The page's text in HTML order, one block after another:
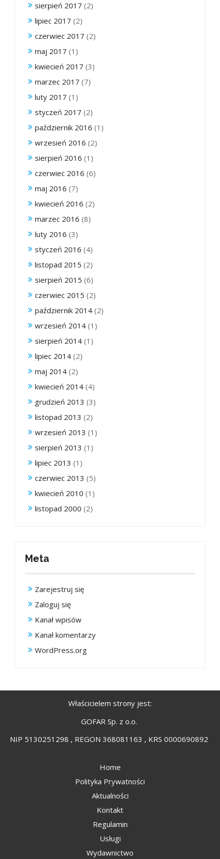
sierpień 2017 (2)
lipiec 2017 (2)
czerwiec 2017 (2)
maj 2017 (1)
kwiecień 2017 (3)
marzec 2017 (7)
luty 2017 (1)
styczeń 2017 (2)
październik 2016 (1)
wrzesień 2016 (2)
sierpień 2016 (1)
czerwiec 2016 (6)
maj 2016 (7)
kwiecień 2016 (2)
marzec 2016 (8)
luty 2016 (3)
styczeń 2016 (4)
listopad 2015 (2)
sierpień 2015 (6)
czerwiec 2015 (2)
październik 2014 (2)
wrzesień 2014 (1)
sierpień 2014 (1)
lipiec 2014 (2)
maj 2014 (2)
kwiecień 2014 (4)
grudzień 2013 (3)
listopad 2013 (2)
wrzesień 2013 (1)
sierpień 2013 (1)
lipiec 2013 (1)
czerwiec 2013 (5)
kwiecień 2010 (1)
listopad 2000 (2)
Meta
Zarejestruj się
Zaloguj się
Kanał wpisów
Kanał komentarzy
WordPress.org
Właścicielem strony jest:
GOFAR Sp. z o.o.
NIP 5130251298 , REGON 368081163 , KRS 0000690892
Home
Polityka Prywatności
Aktualności
Kontakt
Regulamin
Usługi
Wydawnictwo